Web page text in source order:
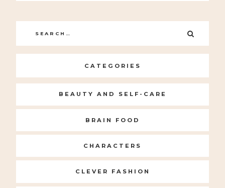
Search
for:
CATEGORIES
BEAUTY AND SELF-CARE
BRAIN FOOD
CHARACTERS
CLEVER FASHION